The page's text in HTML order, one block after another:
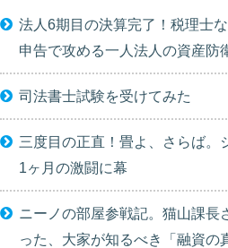
法人6期目の決算完了！税理士
申告で攻める一人法人の資産防
司法書士試験を受けてみた
三度目の正直！畳よ、さらば。
1ヶ月の激闘に幕
ニーノの部屋参戦記。猫山課長
った、大家が知るべき「融資の